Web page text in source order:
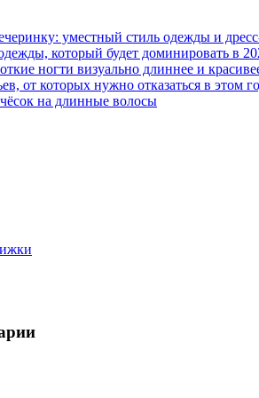
уместный стиль одежды и
который будет доминировать в
ногти визуально длиннее и
от которых нужно отказаться в этом
на длинные волосы